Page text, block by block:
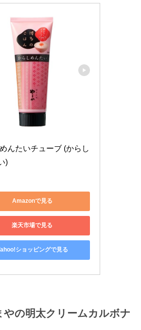
んたいチューブ (からし
)
Amazonで見る
楽天市場で見る
ショッピングで見る
やの明太クリームカルボナ